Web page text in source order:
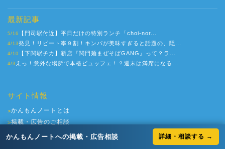
かんもんノートへの掲載・広告相談 詳細・相談する →
最新記事
5/16 【門司駅付近】平日だけの特別ランチ「choi-nor...
4/13発見！リピート率９割！キンパが美味すぎると話題の、隠...
4/10 【下関駅チカ】新店『関門麺まぜそばGANG』って？ラ...
4/3 えっ！意外な場所で本格ビュッフェ！？週末は満席になる...
サイト情報
>かんもんノートとは
>掲載・広告のご相談
> サポーター募集